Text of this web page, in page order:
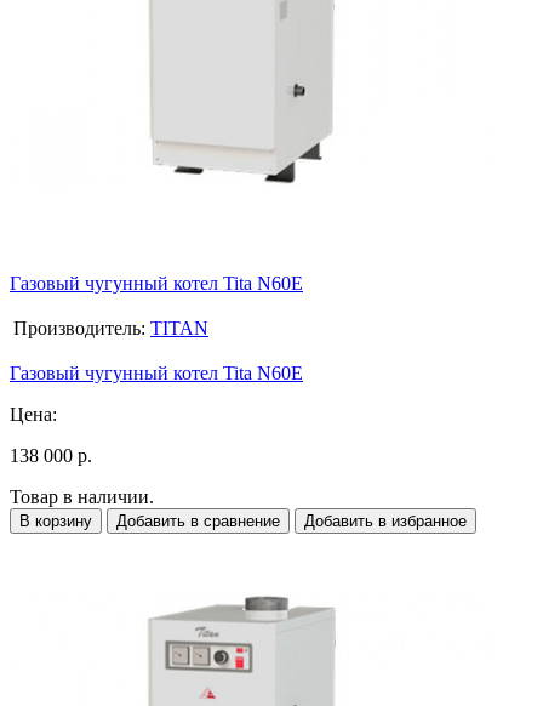
Газовый чугунный котел Tita N60E
Производитель: TITAN
Газовый чугунный котел Tita N60E
Цена:
138 000 р.
Товар в наличии.
В корзину Добавить в сравнение Добавить в избранное